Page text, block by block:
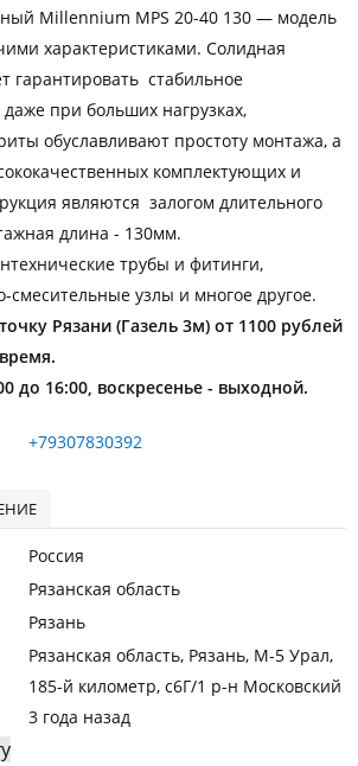
Millennium MPS 20-40 130 — модель
характеристиками. Солидная
гарантировать стабильное
при больших нагрузках,
обуславливают простоту монтажа, а
комплектующих и
являются залогом длительного
длина - 130мм.
трубы и фитинги,
смесительные узлы и многое другое.
Рязани (Газель 3м) от 1100 рублей
до 16:00, воскресенье - выходной.
+79307830392
Россия
Рязанская область
Рязань
Рязанская область, Рязань, М-5 Урал,
185-й километр, с6Г/1 р-н Московский
3 года назад